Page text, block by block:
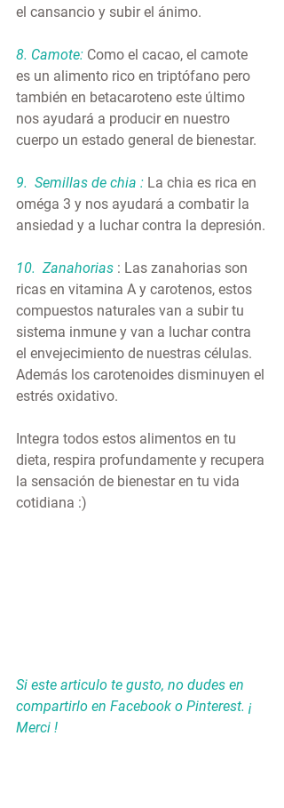
el cansancio y subir el ánimo.
8. Camote: Como el cacao, el camote
es un alimento rico en triptófano pero
también en betacaroteno este último
nos ayudará a producir en nuestro
cuerpo un estado general de bienestar.
9.  Semillas de chia : La chia es rica en
oméga 3 y nos ayudará a combatir la
ansiedad y a luchar contra la depresión.
10.  Zanahorias : Las zanahorias son
ricas en vitamina A y carotenos, estos
compuestos naturales van a subir tu
sistema inmune y van a luchar contra
el envejecimiento de nuestras células.
Además los carotenoides disminuyen el
estrés oxidativo.
Integra todos estos alimentos en tu
dieta, respira profundamente y recupera
la sensación de bienestar en tu vida
cotidiana :)
Si este articulo te gusto, no dudes en
compartirlo en Facebook o Pinterest. ¡
Merci !